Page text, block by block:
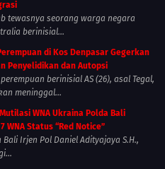
tewasnya seorang warga negara
berinisial...
di Kos Denpasar Gegerkan
Penyelidikan dan Autopsi
berinisial AS (26), asal Tegal,
meninggal...
WNA Ukraina Polda Bali
WNA Status “Red Notice”
Bali Irjen Pol Daniel Adityajaya S.H.,